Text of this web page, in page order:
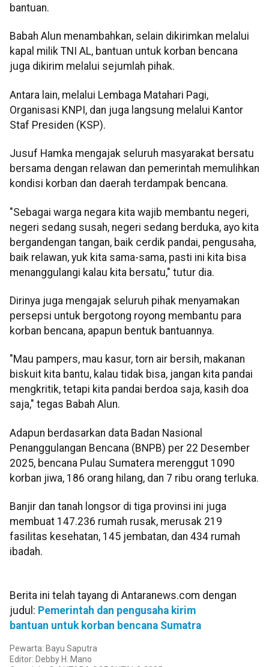
bantuan.
Babah Alun menambahkan, selain dikirimkan melalui
kapal milik TNI AL, bantuan untuk korban bencana
juga dikirim melalui sejumlah pihak.
Antara lain, melalui Lembaga Matahari Pagi,
Organisasi KNPI, dan juga langsung melalui Kantor
Staf Presiden (KSP).
Jusuf Hamka mengajak seluruh masyarakat bersatu
bersama dengan relawan dan pemerintah memulihkan
kondisi korban dan daerah terdampak bencana.
"Sebagai warga negara kita wajib membantu negeri,
negeri sedang susah, negeri sedang berduka, ayo kita
bergandengan tangan, baik cerdik pandai, pengusaha,
baik relawan, yuk kita sama-sama, pasti ini kita bisa
menanggulangi kalau kita bersatu," tutur dia.
Dirinya juga mengajak seluruh pihak menyamakan
persepsi untuk bergotong royong membantu para
korban bencana, apapun bentuk bantuannya.
"Mau pampers, mau kasur, torn air bersih, makanan
biskuit kita bantu, kalau tidak bisa, jangan kita pandai
mengkritik, tetapi kita pandai berdoa saja, kasih doa
saja," tegas Babah Alun.
Adapun berdasarkan data Badan Nasional
Penanggulangan Bencana (BNPB) per 22 Desember
2025, bencana Pulau Sumatera merenggut 1090
korban jiwa, 186 orang hilang, dan 7 ribu orang terluka.
Banjir dan tanah longsor di tiga provinsi ini juga
membuat 147.236 rumah rusak, merusak 219
fasilitas kesehatan, 145 jembatan, dan 434 rumah
ibadah.
Berita ini telah tayang di Antaranews.com dengan
judul: Pemerintah dan pengusaha kirim
bantuan untuk korban bencana Sumatra
Pewarta: Bayu Saputra
Editor: Debby H. Mano